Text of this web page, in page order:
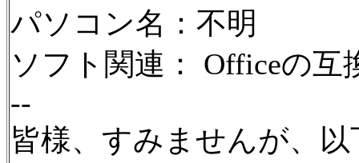
パソコン名：不明
ソフト関連： Officeの互
--
皆様、すみませんが、